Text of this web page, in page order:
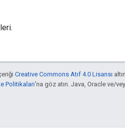
Creative Commons Atıf 4.0 Lisansı
Politikaları'na göz atın. Java, Oracle ve/